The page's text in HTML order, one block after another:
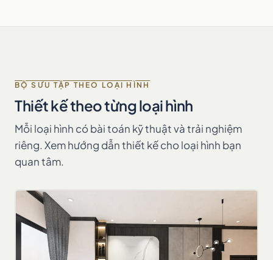
BỘ SƯU TẬP THEO LOẠI HÌNH
Thiết kế theo từng loại hình
Mỗi loại hình có bài toán kỹ thuật và trải nghiệm
riêng. Xem hướng dẫn thiết kế cho loại hình bạn
quan tâm.